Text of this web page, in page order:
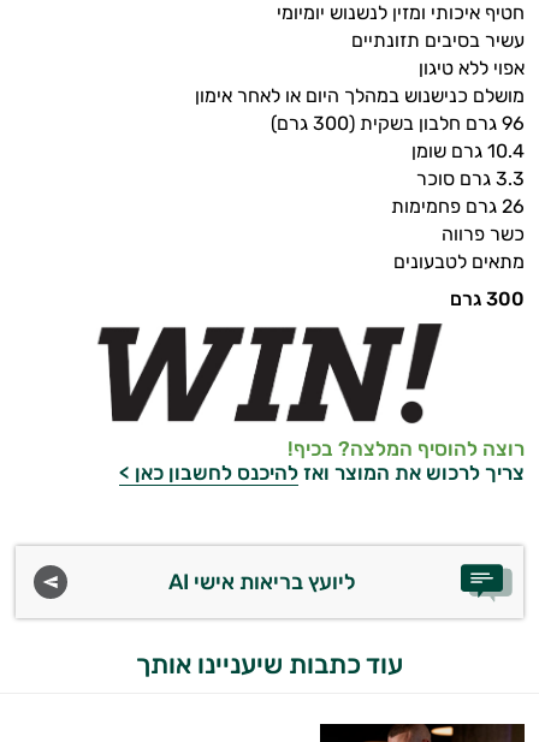
חטיף איכותי ומזין לנשנוש יומיומי
עשיר בסיבים תזונתיים
אפוי ללא טיגון
מושלם כנישנוש במהלך היום או לאחר אימון
96 גרם חלבון בשקית (300 גרם)
10.4 גרם שומן
3.3 גרם סוכר
26 גרם פחמימות
כשר פרווה
מתאים לטבעונים
300 גרם
רוצה להוסיף המלצה? בכיף!
צריך לרכוש את המוצר ואז להיכנס לחשבון כאן >
ליועץ בריאות אישי AI
עוד כתבות שיעניינו אותך